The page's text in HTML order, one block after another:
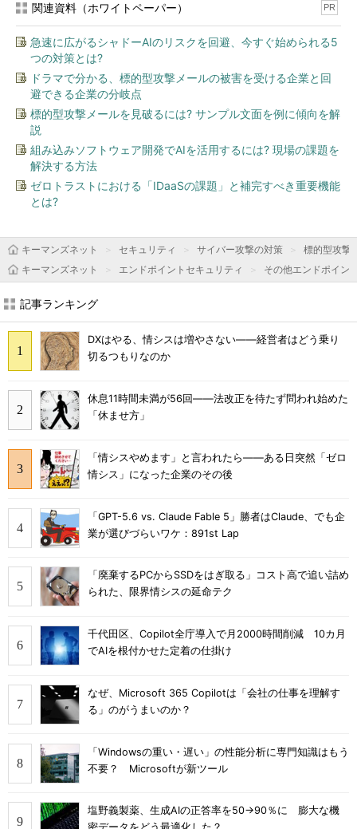
関連資料（ホワイトペーパー） PR
急速に広がるシャドーAIのリスクを回避、今すぐ始められる5
つの対策とは?
ドラマで分かる、標的型攻撃メールの被害を受ける企業と回
避できる企業の分岐点
標的型攻撃メールを見破るには? サンプル文面を例に傾向を解
説
組み込みソフトウェア開発でAIを活用するには? 現場の課題を
解決する方法
ゼロトラストにおける「IDaaSの課題」と補完すべき重要機能
とは?
キーマンズネット セキュリティ サイバー攻撃の対策
標的型攻撃
キーマンズネット
エンドポイントセキュリティ その他エンドポイン
記事ランキング
DXはやる、情シスは増やさない――経営者はどう乗り
切るつもりなのか
休息11時間未満が56回――法改正を待たず問われ始めた
「休ませ方」
「情シスやめます」と言われたら――ある日突然「ゼロ
情シス」になった企業のその後
「GPT-5.6 vs. Claude Fable 5」勝者はClaude、でも企
業が選びづらいワケ：891st Lap
「廃棄するPCからSSDをはぎ取る」コスト高で追い詰め
られた、限界情シスの延命テク
千代田区、Copilot全庁導入で月2000時間削減 10カ月
でAIを根付かせた定着の仕掛け
なぜ、Microsoft 365 Copilotは「会社の仕事を理解す
る」のがうまいのか？
「Windowsの重い・遅い」の性能分析に専門知識はもう
不要？ Microsoftが新ツール
塩野義製薬、生成AIの正答率を50→90％に 膨大な機